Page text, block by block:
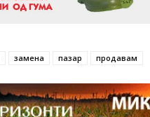
замена пазар продавам